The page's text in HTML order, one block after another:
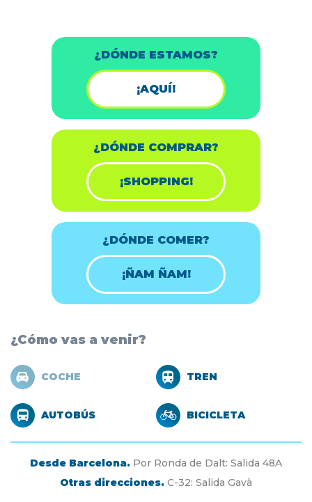
¿DÓNDE ESTAMOS?
¡AQUÍ!
¿DÓNDE COMPRAR?
¡SHOPPING!
¿DÓNDE COMER?
¡ÑAM ÑAM!
¿Cómo vas a venir?
COCHE TREN
AUTOBÚS BICICLETA
Desde Barcelona. Por Ronda de Dalt: Salida 48A
Otras direcciones. C-32: Salida Gavà